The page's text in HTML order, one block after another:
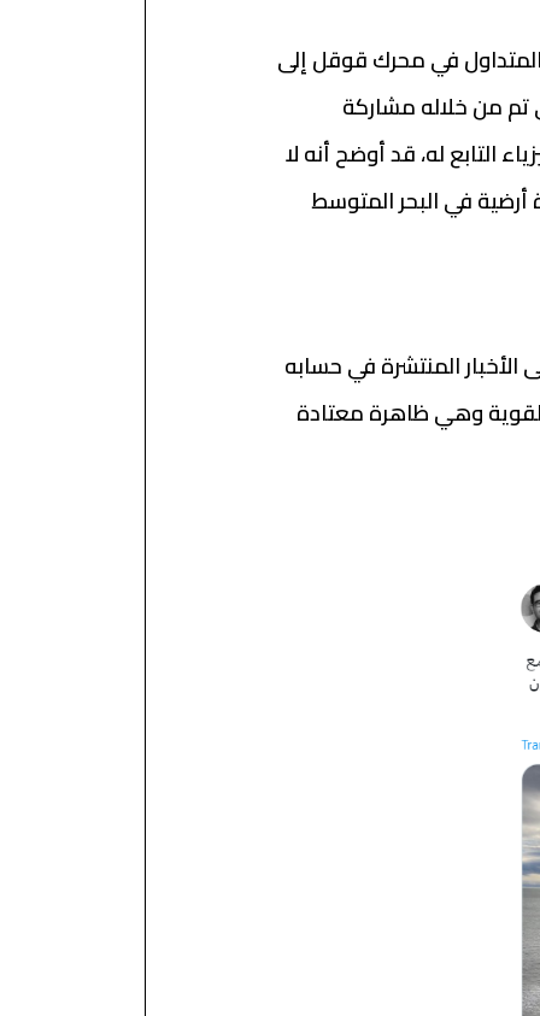
المتداول في محرك قوقل إلى
التابع له، قد أوضح أنه لا
في البحر المتوسط
الأخبار المنتشرة في حسابه
القوية وهي ظاهرة معتادة